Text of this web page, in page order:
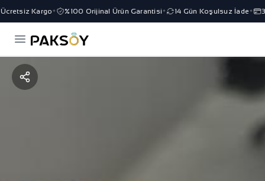
Kargo✦ %100 Orijinal Ürün Garantisi✦ 14 Gün Koşulsuz İade ✦ 3